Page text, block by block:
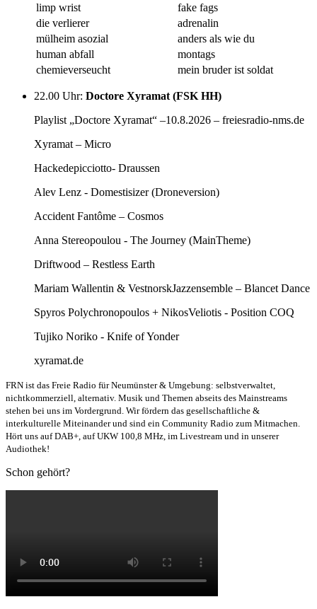
limp wrist
fake fags
die verlierer
adrenalin
mülheim asozial
anders als wie du
human abfall
montags
chemieverseucht
mein bruder ist soldat
22.00 Uhr: Doctore Xyramat (FSK HH)
Playlist „Doctore Xyramat“ –10.8.2026 – freiesradio-nms.de
Xyramat – Micro
Hackedepicciotto- Draussen
Alev Lenz - Domestisizer (Droneversion)
Accident Fantôme – Cosmos
Anna Stereopoulou - The Journey (MainTheme)
Driftwood – Restless Earth
Mariam Wallentin & VestnorskJazzensemble – Blancet Dance
Spyros Polychronopoulos + NikosVeliotis - Position COQ
Tujiko Noriko - Knife of Yonder
xyramat.de
FRN ist das Freie Radio für Neumünster & Umgebung: selbstverwaltet,
nichtkommerziell, alternativ. Musik und Themen abseits des Mainstreams
stehen bei uns im Vordergrund. Wir fördern das gesellschaftliche &
interkulturelle Miteinander und sind ein Community Radio zum Mitmachen.
Hört uns auf DAB+, auf UKW 100,8 MHz, im Livestream und in unserer
Audiothek!
Schon gehört?